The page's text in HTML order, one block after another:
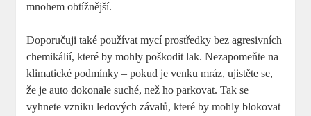
mnohem obtížnější.
Doporučuji také používat mycí prostředky bez agresivních
chemikálií, které by mohly poškodit lak. Nezapomeňte na
klimatické podmínky – pokud je venku mráz, ujistěte se,
že je auto dokonale suché, než ho parkovat. Tak se
vyhnete vzniku ledových závalů, které by mohly blokovat